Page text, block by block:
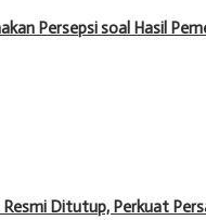
Persepsi soal Hasil
Ditutup, Perkuat